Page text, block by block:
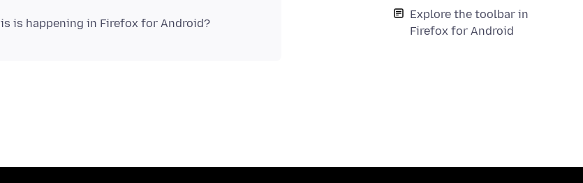
Explore the toolbar in
Firefox for Android